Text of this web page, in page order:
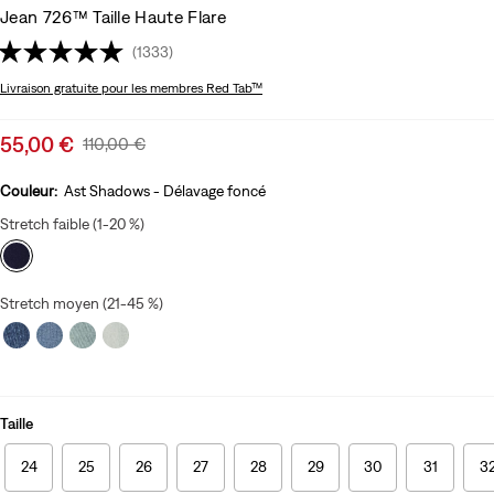
Jean 726™ Taille Haute Flare
(1333)
Livraison gratuite pour les membres Red Tab™
Sale
is
55,00 € Original
Was
110,00 €
Couleur: Ast Shadows - Délavage foncé
Stretch faible (1-20 %)
Stretch moyen (21-45 %)
Taille
24 25 26 27 28 29 30 31